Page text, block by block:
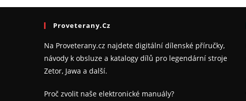
Proveterany.cz
Na Proveterany.cz najdete digitální dílenské příručky,
návody k obsluze a katalogy dílů pro legendární stroje
Zetor, Jawa a další.
Proč zvolit naše elektronické manuály?